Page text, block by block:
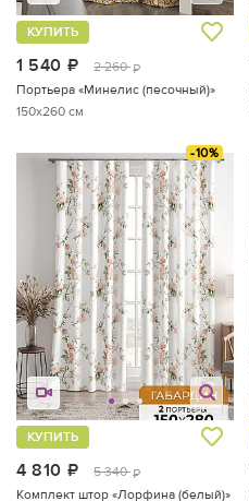
1 540 руб.
2 260 руб.
КУПИТЬ
Портьера «Минелис (песочный)»
150x260 см
-10%
4 810 руб.
5 340 руб.
КУПИТЬ
Комплект штор «Лорфина (белый)»